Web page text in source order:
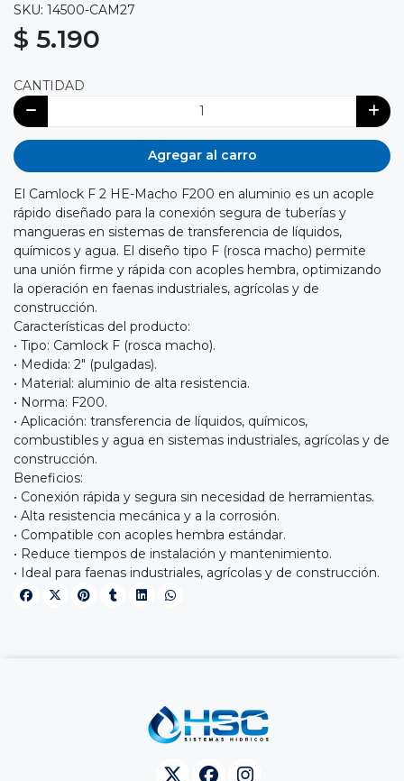
SKU: 14500-CAM27
$ 5.190
CANTIDAD
Agregar al carro
El Camlock F 2 HE-Macho F200 en aluminio es un acople
rápido diseñado para la conexión segura de tuberías y
mangueras en sistemas de transferencia de líquidos,
químicos y agua. El diseño tipo F (rosca macho) permite
una unión firme y rápida con acoples hembra, optimizando
la operación en faenas industriales, agrícolas y de
construcción.
Características del producto:
• Tipo: Camlock F (rosca macho).
• Medida: 2" (pulgadas).
• Material: aluminio de alta resistencia.
• Norma: F200.
• Aplicación: transferencia de líquidos, químicos,
combustibles y agua en sistemas industriales, agrícolas y de
construcción.
Beneficios:
• Conexión rápida y segura sin necesidad de herramientas.
• Alta resistencia mecánica y a la corrosión.
• Compatible con acoples hembra estándar.
• Reduce tiempos de instalación y mantenimiento.
• Ideal para faenas industriales, agrícolas y de construcción.